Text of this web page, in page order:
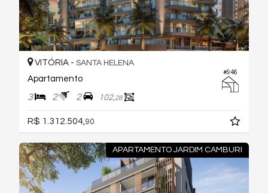
#946
VITÓRIA - SANTA HELENA
Apartamento
3 2 2 102,28
R$ 1.312.504, 90
APARTAMENTO JARDIM CAMBURI